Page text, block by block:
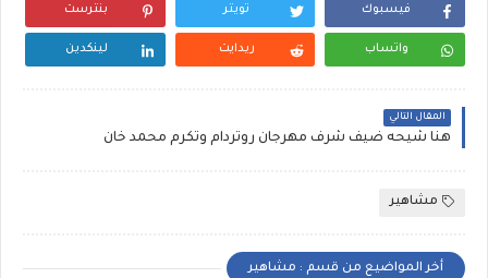
فيسبوك تويتر بنترست
واتساب ريدايت لينكدين
المقال التالي
هنا شيحه ضيف شرف مهرجان روتردام وتكرم محمد خان
مشاهير
أخر المواضيع من قسم : مشاهير